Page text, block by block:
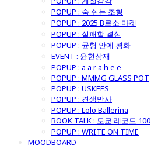
POPUP : 숨 쉬는 조형
POPUP : 2025 B로소 마켓
POPUP : 실패할 결심
POPUP : 균형 안에 평화
EVENT : 윤현상재
POPUP : a a r a h e e
POPUP : MMMG GLASS POT
POPUP : USKEES
POPUP : 견생만사
POPUP : Lolo Ballerina
BOOK TALK : 도쿄 레코드 100
POPUP : WRITE ON TIME
MOODBOARD